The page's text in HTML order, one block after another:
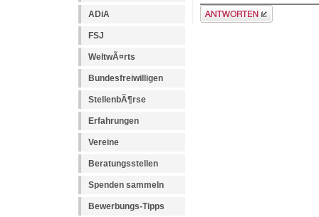
ADiA
FSJ
WeltwÃ¤rts
Bundesfreiwilligen
StellenbÃ¶rse
Erfahrungen
Vereine
Beratungsstellen
Spenden sammeln
Bewerbungs-Tipps
Antwort erstellen